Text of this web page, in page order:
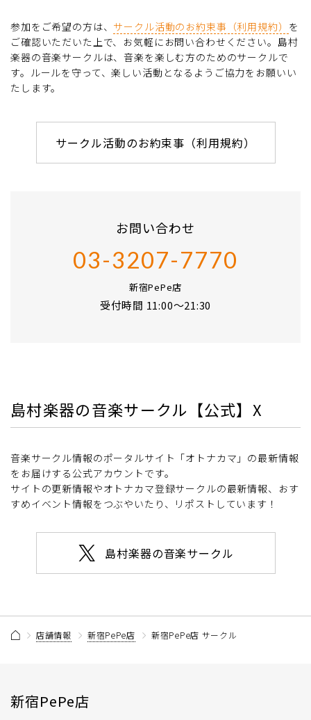
参加をご希望の方は、 サークル活動のお約束事（利用規約） を
ご確認いただいた上で、お気軽にお問い合わせください。島村
楽器の音楽サークルは、音楽を楽しむ方のためのサークルで
す。ルールを守って、楽しい活動となるようご協力をお願いい
たします。
サークル活動のお約束事（利用規約）
お問い合わせ
03-3207-7770
新宿PePe店
受付時間 11:00～21:30
島村楽器の音楽サークル【公式】X
音楽サークル情報のポータルサイト「オトナカマ」の最新情報
をお届けする公式アカウントです。
サイトの更新情報やオトナカマ登録サークルの最新情報、おす
すめイベント情報をつぶやいたり、リポストしています！
島村楽器の音楽サークル
店舗情報 新宿PePe店 新宿PePe店 サークル
新宿PePe店